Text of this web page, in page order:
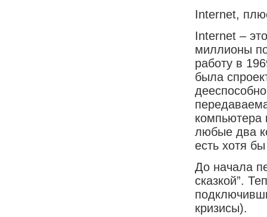
Internet,
Internet –
миллионы
работу в
была
компьютера
любые два
есть хотя
До начала
сказкой”.
кризисы).